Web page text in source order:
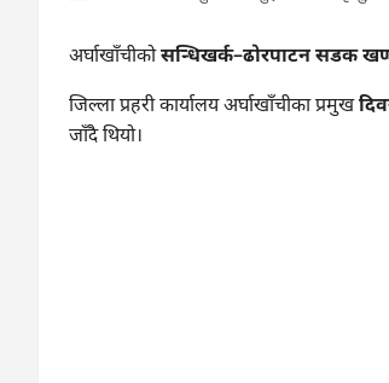
अर्घाखाँचीकोसन्धिखर्क–ढोरपाटन सडक
जिल्ला प्रहरी कार्यालय अर्घाखाँचीका प्रमुख
जाँदै थियो।